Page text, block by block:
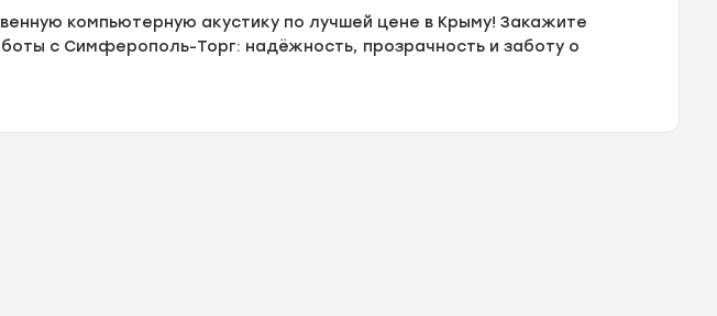
компьютерную акустику по лучшей цене в Крыму! Закажите
с Симферополь-Торг: надёжность, прозрачность и заботу о